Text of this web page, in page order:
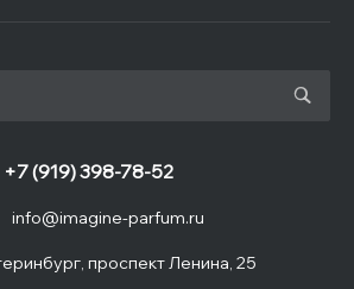
info@imagine-parfum.ru
+7 (919) 398-78-52
проспект Ленина, 25